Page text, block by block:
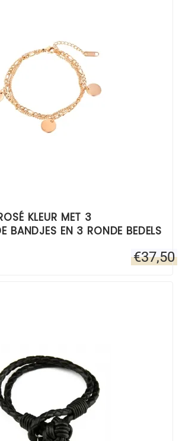
KLEUR MET 3
BANDJES EN 3 RONDE BEDELS
€37,50